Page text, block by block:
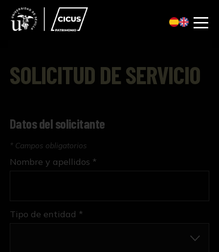
SOLICITUD DE SERVICIO
Datos del solicitante
* Campos obligatorios
Tipo de entidad *
Nombre y apellidos *